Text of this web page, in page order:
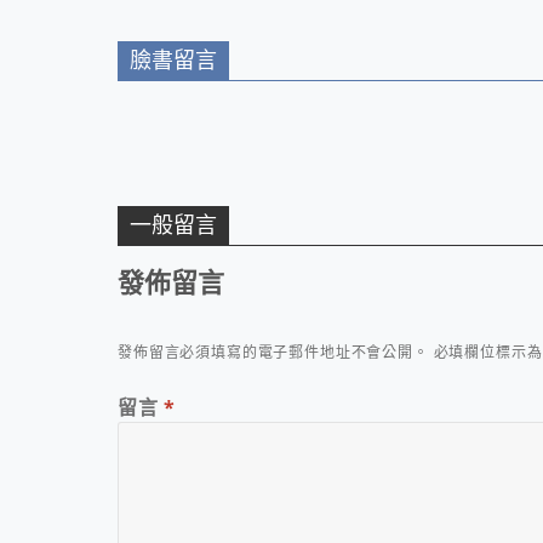
臉書留言
一般留言
發佈留言
發佈留言必須填寫的電子郵件地址不會公開。 必填欄位標示
留言 *